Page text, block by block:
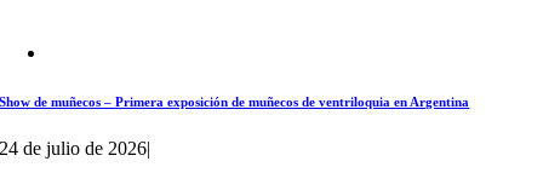
Show de muñecos – Primera exposición de muñecos de ventriloquia en Argentina
24 de julio de 2026